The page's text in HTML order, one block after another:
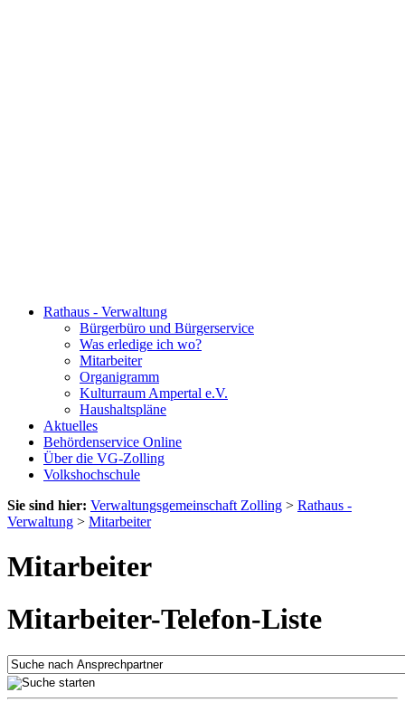
Rathaus - Verwaltung
Bürgerbüro und Bürgerservice
Was erledige ich wo?
Mitarbeiter
Organigramm
Kulturraum Ampertal e.V.
Haushaltspläne
Aktuelles
Behördenservice Online
Über die VG-Zolling
Volkshochschule
Sie sind hier: Verwaltungsgemeinschaft Zolling > Rathaus -
Verwaltung > Mitarbeiter
Mitarbeiter
Mitarbeiter-Telefon-Liste